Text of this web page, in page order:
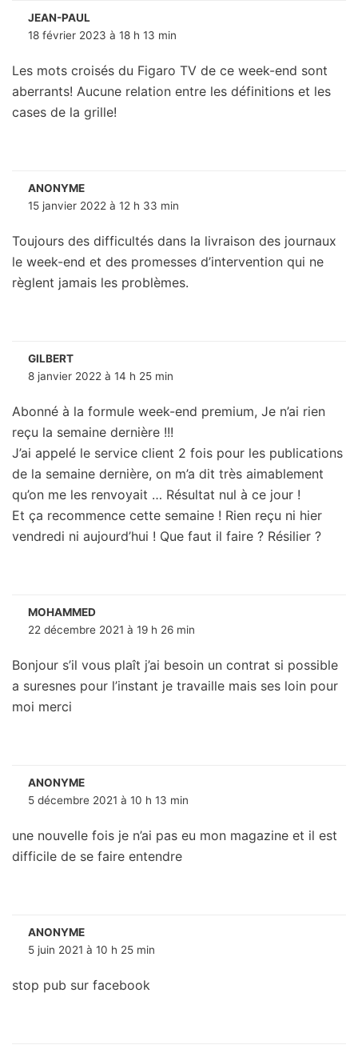
JEAN-PAUL
18 février 2023 à 18 h 13 min
Les mots croisés du Figaro TV de ce week-end sont
aberrants! Aucune relation entre les définitions et les
cases de la grille!
ANONYME
15 janvier 2022 à 12 h 33 min
Toujours des difficultés dans la livraison des journaux
le week-end et des promesses d’intervention qui ne
règlent jamais les problèmes.
GILBERT
8 janvier 2022 à 14 h 25 min
Abonné à la formule week-end premium, Je n’ai rien
reçu la semaine dernière !!!
J’ai appelé le service client 2 fois pour les publications
de la semaine dernière, on m’a dit très aimablement
qu’on me les renvoyait … Résultat nul à ce jour !
Et ça recommence cette semaine ! Rien reçu ni hier
vendredi ni aujourd’hui ! Que faut il faire ? Résilier ?
MOHAMMED
22 décembre 2021 à 19 h 26 min
Bonjour s’il vous plaît j’ai besoin un contrat si possible
a suresnes pour l’instant je travaille mais ses loin pour
moi merci
ANONYME
5 décembre 2021 à 10 h 13 min
une nouvelle fois je n’ai pas eu mon magazine et il est
difficile de se faire entendre
ANONYME
5 juin 2021 à 10 h 25 min
stop pub sur facebook